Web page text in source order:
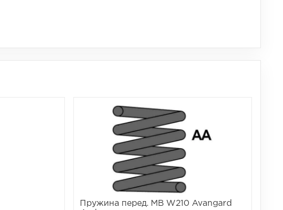
Пружина перед. MB W210 Avangard